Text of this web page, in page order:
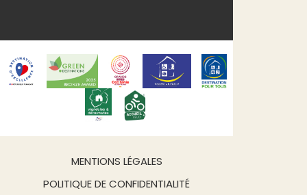
MENTIONS LÉGALES
POLITIQUE DE CONFIDENTIALITÉ